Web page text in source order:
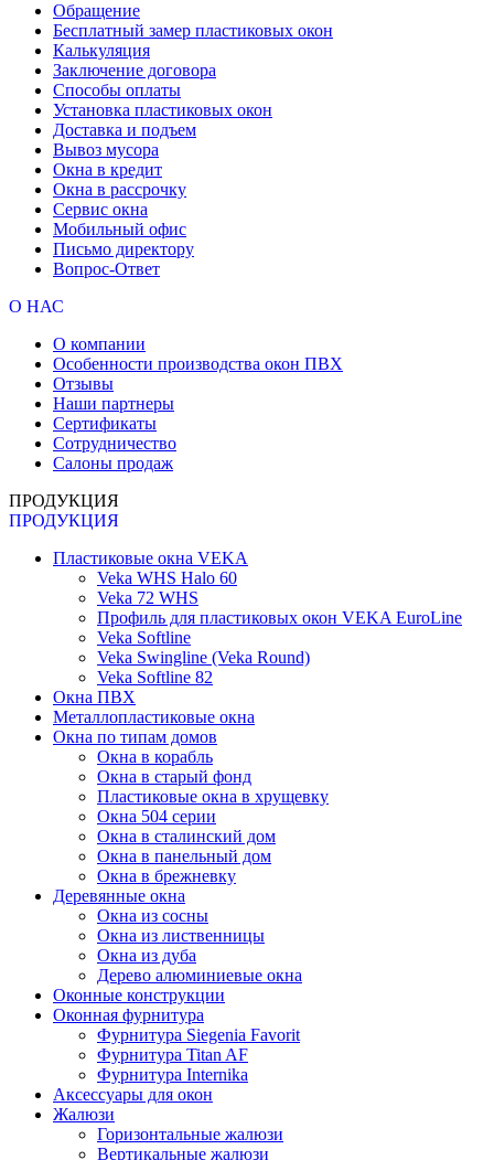
Обращение
Бесплатный замер пластиковых окон
Калькуляция
Заключение договора
Способы оплаты
Установка пластиковых окон
Доставка и подъем
Вывоз мусора
Окна в кредит
Окна в рассрочку
Сервис окна
Мобильный офис
Письмо директору
Вопрос-Ответ
О НАС
О компании
Особенности производства окон ПВХ
Отзывы
Наши партнеры
Сертификаты
Сотрудничество
Салоны продаж
ПРОДУКЦИЯ
ПРОДУКЦИЯ
Пластиковые окна VEKA
Veka WHS Halo 60
Veka 72 WHS
Профиль для пластиковых окон VEKA EuroLine
Veka Softline
Veka Swingline (Veka Round)
Veka Softline 82
Окна ПВХ
Металлопластиковые окна
Окна по типам домов
Окна в корабль
Окна в старый фонд
Пластиковые окна в хрущевку
Окна 504 серии
Окна в сталинский дом
Окна в панельный дом
Окна в брежневку
Деревянные окна
Окна из сосны
Окна из лиственницы
Окна из дуба
Дерево алюминиевые окна
Оконные конструкции
Оконная фурнитура
Фурнитура Siegenia Favorit
Фурнитура Titan AF
Фурнитура Internika
Аксессуары для окон
Жалюзи
Горизонтальные жалюзи
Вертикальные жалюзи